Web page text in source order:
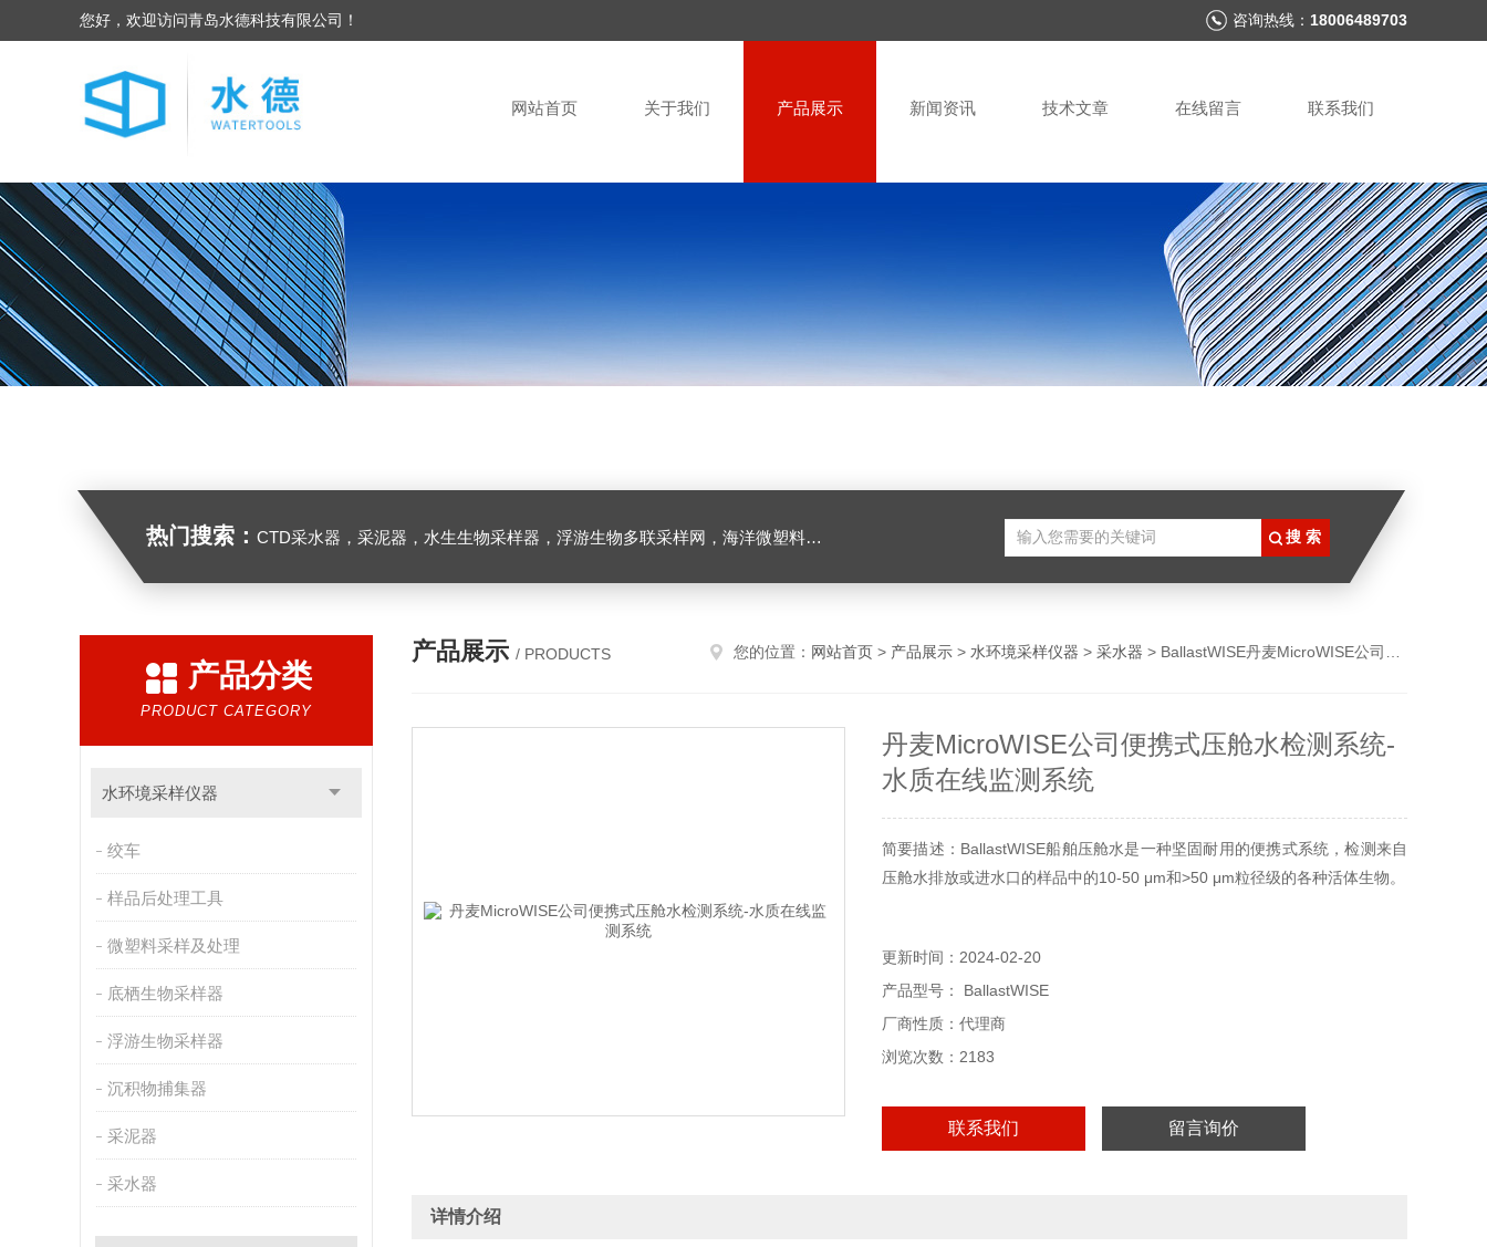
您好，欢迎访问青岛水德科技有限公司！ 咨询热线： 18006489703
网站首页 关于我们 产品展示 新闻资讯 技术文章 在线留言 联系我们
热门搜索： CTD采水器，采泥器，水生生物采样器，浮游生物多联采样网，海洋微塑料采样分析系统，浮游动物扫描分析系统，水下颗粒物和浮游动物图像原位采集系统，多通道沉积物捕集器，高精度温盐深仪，水下原位营养盐分析仪，海洋二氧化碳分压监测仪，超短基线水下定位系统等
产品分类
PRODUCT CATEGORY
水环境采样仪器
绞车
样品后处理工具
微塑料采样及处理
底栖生物采样器
浮游生物采样器
沉积物捕集器
采泥器
采水器
产品展示 / PRODUCTS 您的位置： 网站首页 > 产品展示 > 水环境采样仪器 > 采水器 > BallastWISE丹麦MicroWISE公司便携式压舱水检测系统-水质在线监测系统
丹麦MicroWISE公司便携式压舱水检测系统-
水质在线监测系统
简要描述：BallastWISE船舶压舱水是一种坚固耐用的便携式系统，检测来自
压舱水排放或进水口的样品中的10-50 μm和>50 μm粒径级的各种活体生物。
更新时间：2024-02-20
产品型号： BallastWISE
厂商性质：代理商
浏览次数：2183
联系我们 留言询价
详情介绍